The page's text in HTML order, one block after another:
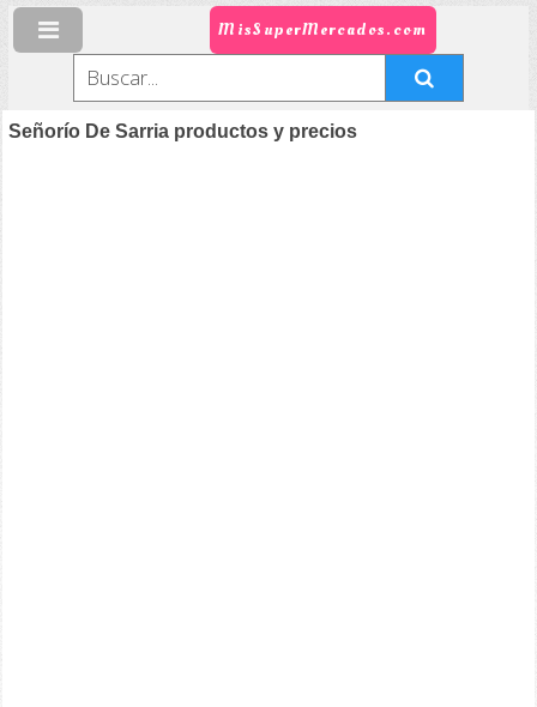
MisSuperMercados.com
Señorío De Sarria productos y precios